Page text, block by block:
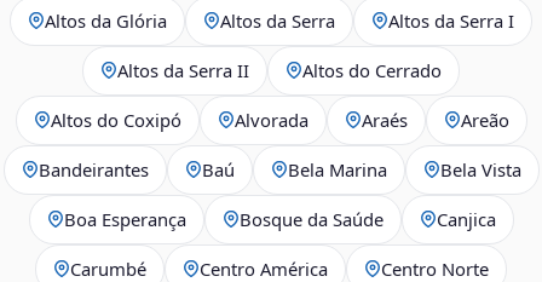
Altos da Glória Altos da Serra Altos da Serra I
Altos da Serra II Altos do Cerrado
Altos do Coxipó Alvorada Araés Areão
Bandeirantes Baú Bela Marina Bela Vista
Boa Esperança Bosque da Saúde Canjica
Carumbé Centro América Centro Norte